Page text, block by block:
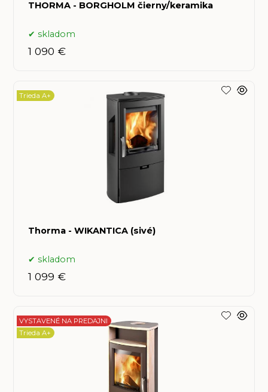
THORMA - BORGHOLM čierny/keramika
skladom
1 090 €
Thorma - WIKANTICA (sivé)
Trieda A+
skladom
1 099 €
VYSTAVENÉ NA PREDAJNI
Trieda A+